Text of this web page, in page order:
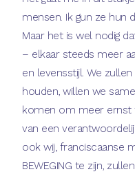
mensen. Ik gun ze hun
Maar het is wel nodig
– elkaar steeds meer
en levensstijl. We
houden, willen we
komen om meer ernst
van een
ook wij, franciscaanse
BEWEGING te zijn,